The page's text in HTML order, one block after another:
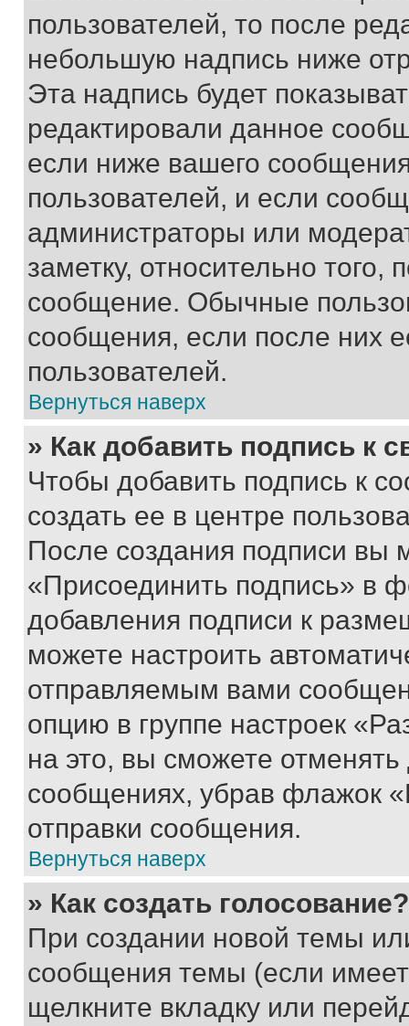
пользователей, то после
небольшую надпись ниже
Эта надпись будет
редактировали данное
если ниже вашего
пользователей, и если
администраторы или
заметку, относительно
сообщение. Обычные
сообщения, если после них
пользователей.
Вернуться наверх
» Как добавить подпись к
Чтобы добавить подпись к
создать ее в центре
После создания подписи вы
«Присоединить подпись» в
добавления подписи к
можете настроить
отправляемым вами
опцию в группе настроек
на это, вы сможете
сообщениях, убрав флажок
отправки сообщения.
Вернуться наверх
» Как создать голосование?
При создании новой темы
сообщения темы (если
щелкните вкладку или